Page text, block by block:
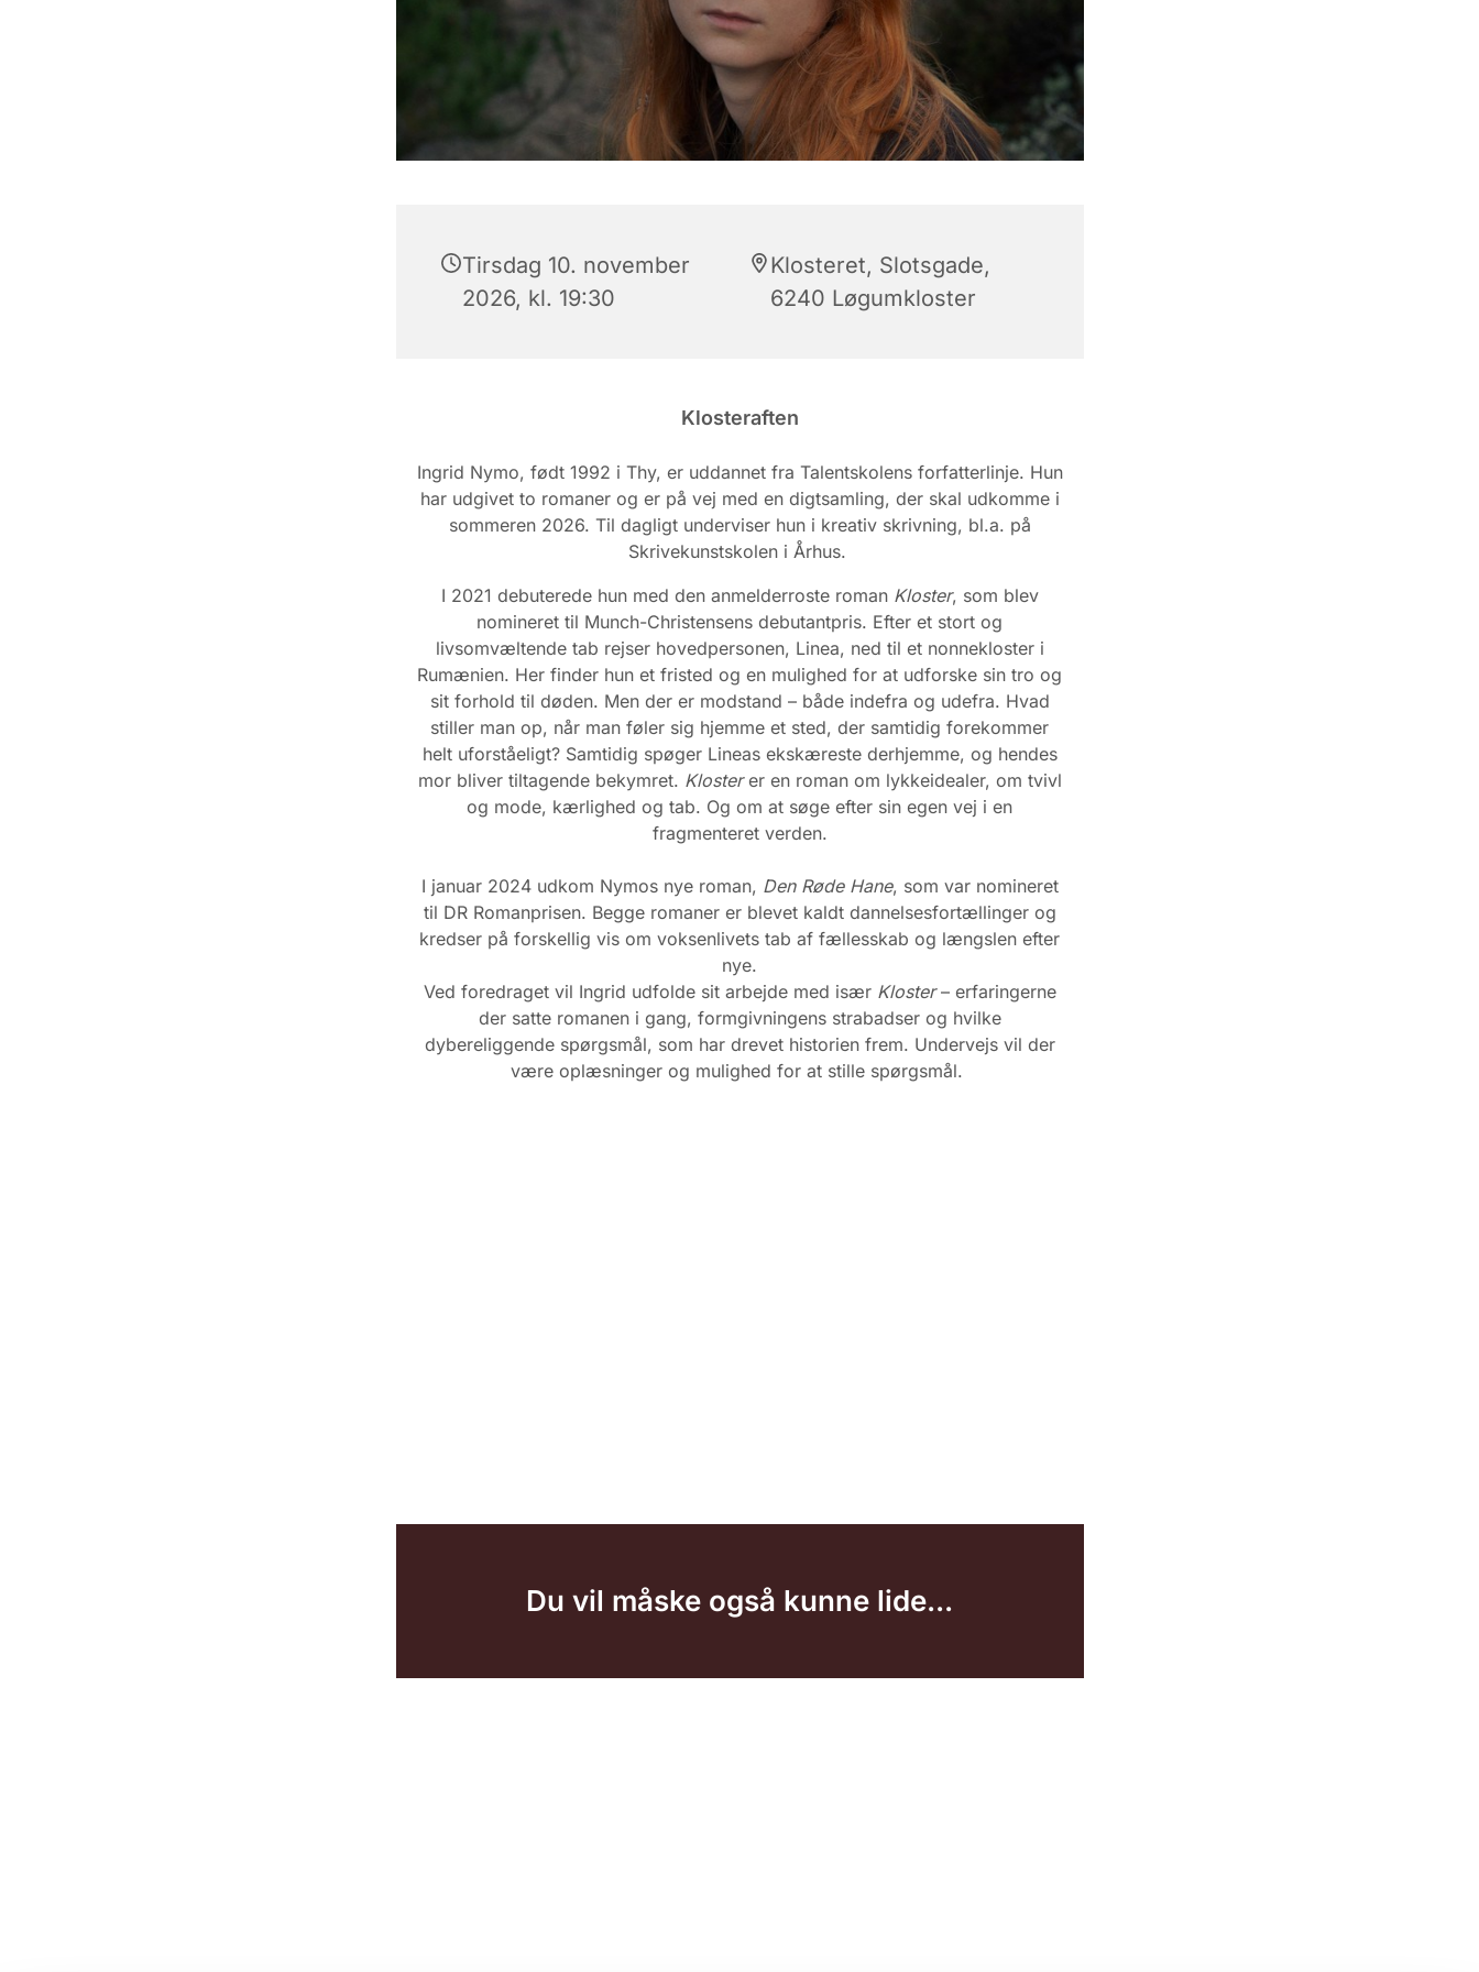
Tirsdag 10. november
2026, kl. 19:30
Klosteret, Slotsgade,
6240 Løgumkloster
Klosteraften
Ingrid Nymo, født 1992 i Thy, er uddannet fra Talentskolens forfatterlinje. Hun
har udgivet to romaner og er på vej med en digtsamling, der skal udkomme i
sommeren 2026. Til dagligt underviser hun i kreativ skrivning, bl.a. på
Skrivekunstskolen i Århus.
I 2021 debuterede hun med den anmelderroste roman Kloster, som blev
nomineret til Munch-Christensens debutantpris. Efter et stort og
livsomvæltende tab rejser hovedpersonen, Linea, ned til et nonnekloster i
Rumænien. Her finder hun et fristed og en mulighed for at udforske sin tro og
sit forhold til døden. Men der er modstand – både indefra og udefra. Hvad
stiller man op, når man føler sig hjemme et sted, der samtidig forekommer
helt uforståeligt? Samtidig spøger Lineas ekskæreste derhjemme, og hendes
mor bliver tiltagende bekymret. Klosterer en roman om lykkeidealer, om tvivl
og mode, kærlighed og tab. Og om at søge efter sin egen vej i en
fragmenteret verden.
I januar 2024 udkom Nymos nye roman, Den Røde Hane, som var nomineret
til DR Romanprisen. Begge romaner er blevet kaldt dannelsesfortællinger og
kredser på forskellig vis om voksenlivets tab af fællesskab og længslen efter
nye.
Ved foredraget vil Ingrid udfolde sit arbejde med især Kloster– erfaringerne
der satte romanen i gang, formgivningens strabadser og hvilke
dybereliggende spørgsmål, som har drevet historien frem. Undervejs vil der
være oplæsninger og mulighed for at stille spørgsmål.
Du vil måske også kunne lide...